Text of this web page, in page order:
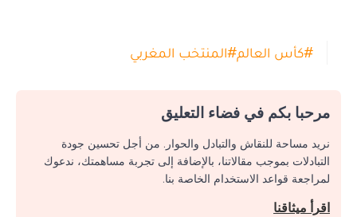
#كأس العالم#المنتخب المغربي
مرحبا بكم في فضاء التعليق
نريد مساحة للنقاش والتبادل والحوار. من أجل تحسين جودة
التبادلات بموجب مقالاتنا، بالإضافة إلى تجربة مساهمتك، ندعوك
لمراجعة قواعد الاستخدام الخاصة بنا.
اقرأ ميثاقنا